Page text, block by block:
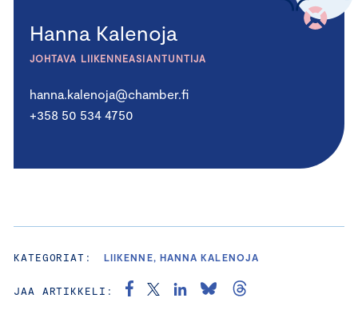
Hanna Kalenoja
JOHTAVA LIIKENNEASIANTUNTIJA
hanna.kalenoja@chamber.fi
+358 50 534 4750
KATEGORIAT: LIIKENNE, HANNA KALENOJA
JAA ARTIKKELI: